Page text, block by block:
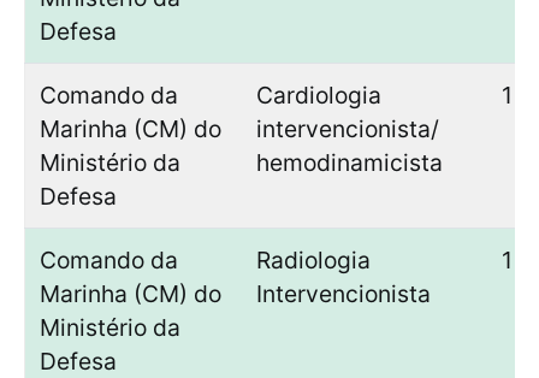
Defesa
Comando da
Marinha (CM) do
Ministério da
Defesa
Cardiologia
intervencionista/
hemodinamicista
1
Comando da
Marinha (CM) do
Ministério da
Defesa
Radiologia
Intervencionista
1